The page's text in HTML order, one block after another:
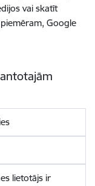
vai skatīt
Google
lietotājs ir